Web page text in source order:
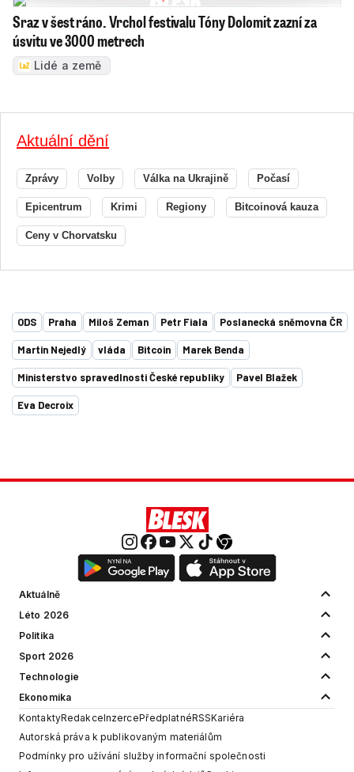
Sraz v šest ráno. Vrchol festivalu Tóny Dolomit zazní za
úsvitu ve 3000 metrech
Lidé a země
Aktuální dění
Zprávy Volby Válka na Ukrajině Počasí
Epicentrum Krimi Regiony Bitcoinová kauza
Ceny v Chorvatsku
ODS Praha Miloš Zeman Petr Fiala Poslanecká sněmovna ČR
Martin Nejedlý vláda Bitcoin Marek Benda
Ministerstvo spravedlnosti České republiky Pavel Blažek
Eva Decroix
Aktuálně
Léto 2026
Politika
Sport 2026
Technologie
Ekonomika
KontaktyRedakceInzercePředplatnéRSSKariéra
Autorská práva k publikovaným materiálům
Podmínky pro užívání služby informační společnosti